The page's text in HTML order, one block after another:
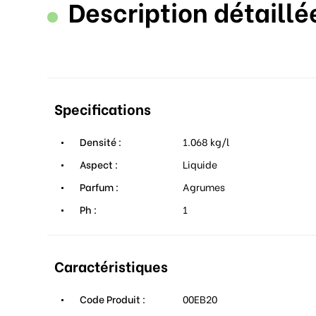
Description
Specifications
Densité :
1.068 kg/l
Aspect :
Liquide
Parfum :
Agrumes
Ph :
1
Caractéristiques
Code Produit :
00EB20